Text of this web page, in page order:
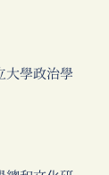
學政治學